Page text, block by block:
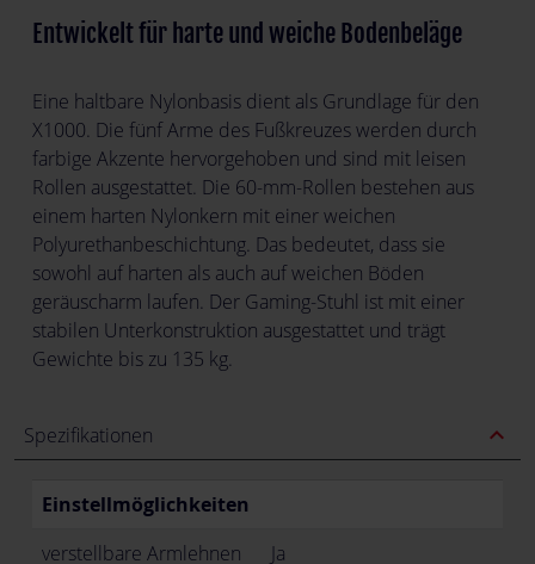
Entwickelt für harte und weiche Bodenbeläge
Eine haltbare Nylonbasis dient als Grundlage für den
X1000. Die fünf Arme des Fußkreuzes werden durch
farbige Akzente hervorgehoben und sind mit leisen
Rollen ausgestattet. Die 60-mm-Rollen bestehen aus
einem harten Nylonkern mit einer weichen
Polyurethanbeschichtung. Das bedeutet, dass sie
sowohl auf harten als auch auf weichen Böden
geräuscharm laufen. Der Gaming-Stuhl ist mit einer
stabilen Unterkonstruktion ausgestattet und trägt
Gewichte bis zu 135 kg.
Spezifikationen expand_less
Einstellmöglichkeiten
verstellbare Armlehnen
Ja